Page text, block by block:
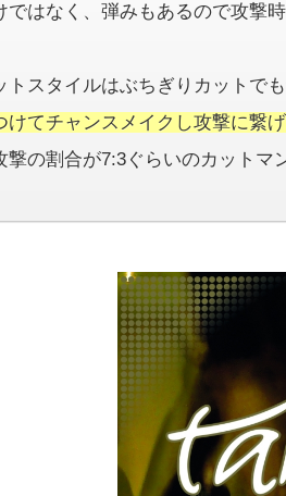
ではなく、弾みもあるので攻撃
トスタイルはぶちぎりカットで
けてチャンスメイクし攻撃に繋
撃の割合が7:3ぐらいのカットマ